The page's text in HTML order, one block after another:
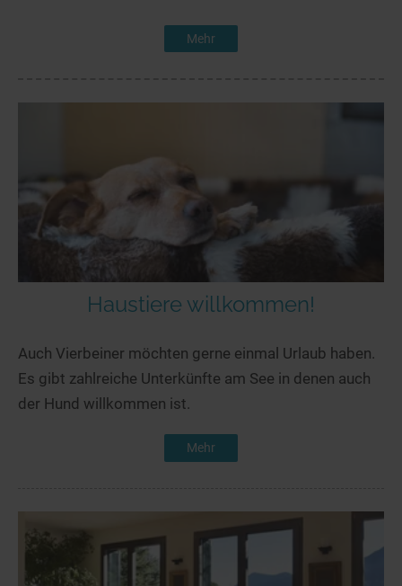
Mehr
Haustiere willkommen!
Auch Vierbeiner möchten gerne einmal Urlaub haben.
Es gibt zahlreiche Unterkünfte am See in denen auch
der Hund willkommen ist.
Mehr